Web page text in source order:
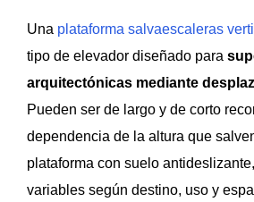
Una plataforma salvaescaleras
tipo de elevador diseñado para
arquitectónicas mediante
Pueden ser de largo y de corto
dependencia de la altura que
plataforma con suelo
variables según destino, uso y